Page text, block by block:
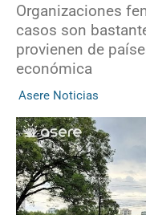
Organizaciones
casos son
provienen de
económica
Asere Noticias